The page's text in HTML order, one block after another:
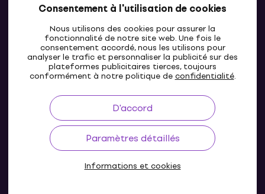
Consentement à l'utilisation de cookies
Nous utilisons des cookies pour assurer la
fonctionnalité de notre site web. Une fois le
consentement accordé, nous les utilisons pour
analyser le trafic et personnaliser la publicité sur des
plateformes publicitaires tierces, toujours
conformément à notre politique deconfidentialité.
D'accord
Paramètres détaillés
Informations et cookies
LU